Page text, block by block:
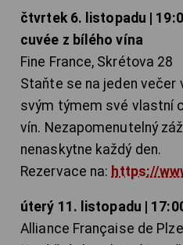
čtvrtek 6. listopadu |
cuvée z bílého vína
Fine France, Skrétova 28
Staňte se na jeden
svým týmem své vlastní
vín. Nezapomenutelný
nenaskytne každý den.
Rezervace na: https://
úterý 11. listopadu |
Alliance Française de